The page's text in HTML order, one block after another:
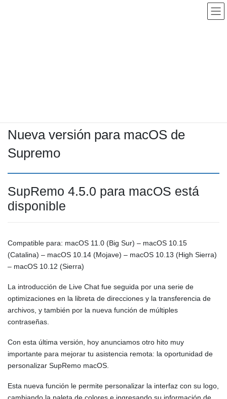
Nueva versión para macOS de
Supremo
SupRemo 4.5.0 para macOS está
disponible
Compatible para: macOS 11.0 (Big Sur) – macOS 10.15
(Catalina) – macOS 10.14 (Mojave) – macOS 10.13 (High Sierra)
– macOS 10.12 (Sierra)
La introducción de Live Chat fue seguida por una serie de
optimizaciones en la libreta de direcciones y la transferencia de
archivos, y también por la nueva función de múltiples
contraseñas.
Con esta última versión, hoy anunciamos otro hito muy
importante para mejorar tu asistencia remota: la oportunidad de
personalizar SupRemo macOS.
Esta nueva función le permite personalizar la interfaz con su logo,